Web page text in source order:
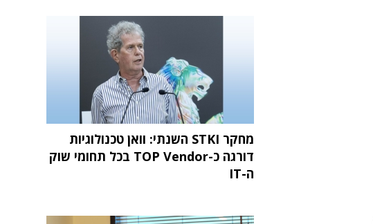
מחקר STKI השנתי: וואן טכנולוגיות
דורגה כ-TOP Vendor בכל תחומי שוק
ה-IT